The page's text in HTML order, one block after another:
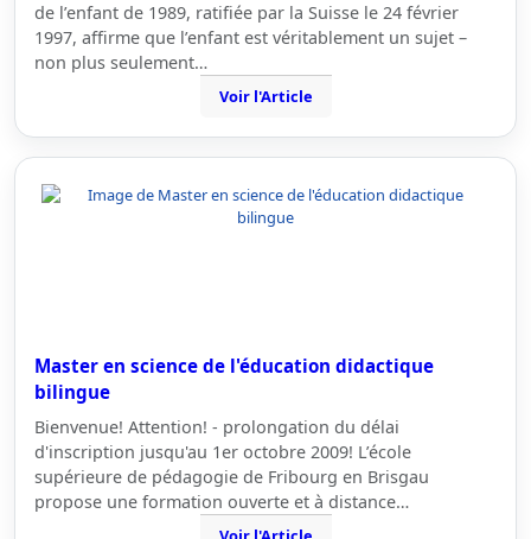
de l’enfant de 1989, ratifiée par la Suisse le 24 février
1997, affirme que l’enfant est véritablement un sujet –
non plus seulement…
Voir l'Article
Master en science de l'éducation didactique
bilingue
Bienvenue! Attention! - prolongation du délai
d'inscription jusqu'au 1er octobre 2009! L’école
supérieure de pédagogie de Fribourg en Brisgau
propose une formation ouverte et à distance…